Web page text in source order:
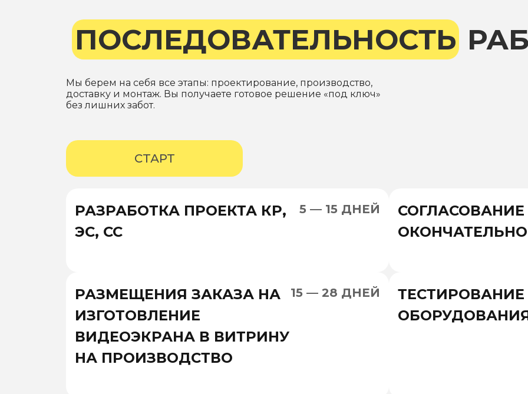
ПОСЛЕДОВАТЕЛЬНОСТЬ
Мы берем на себя все этапы: проектирование, производство,
доставку и монтаж. Вы получаете готовое решение «под ключ»
без лишних забот.
СТАРТ
РАЗРАБОТКА ПРОЕКТА КР,
ЭС, СС
5 — 15 ДНЕЙ
СОГЛАСОВАНИЕ
РАЗМЕЩЕНИЯ ЗАКАЗА НА
ИЗГОТОВЛЕНИЕ
ВИДЕОЭКРАНА В ВИТРИНУ
НА ПРОИЗВОДСТВО
15 — 28 ДНЕЙ
ТЕСТИРОВАНИЕ